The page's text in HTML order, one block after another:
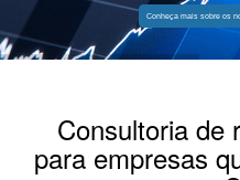
Conheça mais sobre os
Consultoria de
para empresas